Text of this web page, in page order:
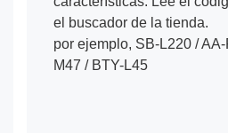
el buscador de la tienda.
por ejemplo, SB-L220 /
M47 / BTY-L45